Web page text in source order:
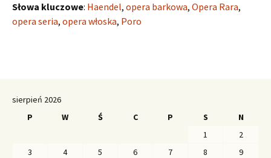
Słowa kluczowe: Haendel, opera barkowa, Opera Rara,
opera seria, opera włoska, Poro
sierpień 2026
P
W Ś C P S N
1
2
3
4 5 6 7 8
9